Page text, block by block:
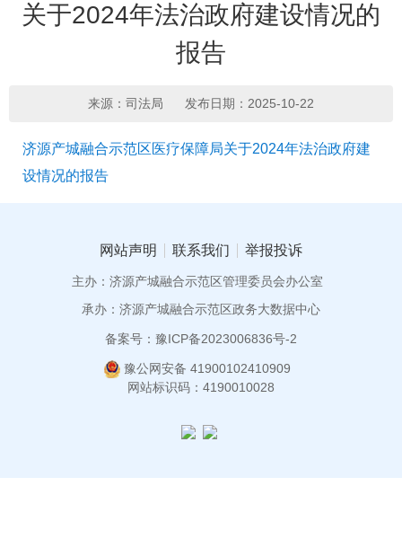
关于2024年法治政府建设情况的
报告
来源：司法局 发布日期：2025-10-22
济源产城融合示范区医疗保障局关于2024年法治政府建
设情况的报告
网站声明 联系我们 举报投诉
主办：济源产城融合示范区管理委员会办公室
承办：济源产城融合示范区政务大数据中心
备案号：豫ICP备2023006836号-2
豫公网安备 41900102410909
网站标识码：4190010028